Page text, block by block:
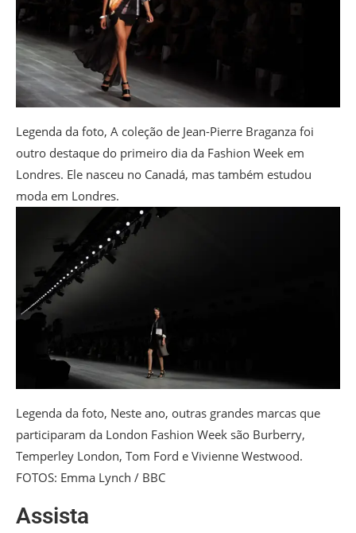
Legenda da foto, A coleção de Jean-Pierre Braganza foi
outro destaque do primeiro dia da Fashion Week em
Londres. Ele nasceu no Canadá, mas também estudou
moda em Londres.
Legenda da foto, Neste ano, outras grandes marcas que
participaram da London Fashion Week são Burberry,
Temperley London, Tom Ford e Vivienne Westwood.
FOTOS: Emma Lynch / BBC
Assista